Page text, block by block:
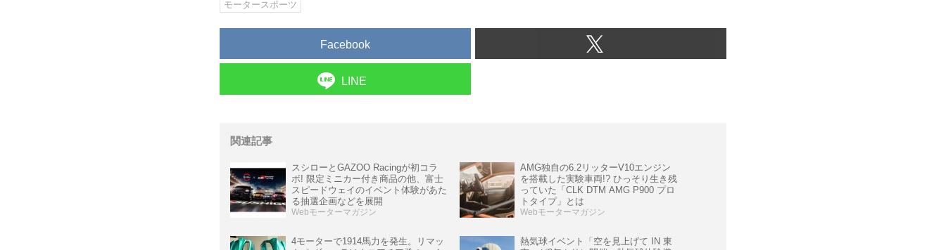
モータースポーツ
Facebook
LINE
関連記事
スシローとGAZOO Racingが初コラ
ボ! 限定ミニカー付き商品の他、富士
スピードウェイのイベント体験があた
る抽選企画などを展開
Webモーターマガジン
AMG独自の6.2リッターV10エンジン
を搭載した実験車両!? ひっそり生き残
っていた「CLK DTM AMG P900 プロ
トタイプ」とは
Webモーターマガジン
4モーターで1914馬力を発生。リマッ
熱気球イベント「空を見上げて IN 東